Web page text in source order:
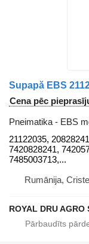
Cena pēc
Pneimatika - EBS
21122035,
7420828241,
7485003713,...
Rumānija,
ROYAL DRU AGRO